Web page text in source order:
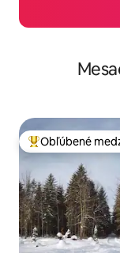
Najobľúbenejšie
Obľúbené